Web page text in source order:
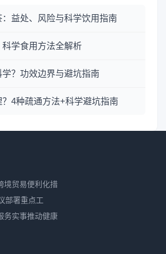
益处、风险与科学饮用指南
学食用方法全解析
？功效边界与避坑指南
4种疏通方法+科学避坑指南
境贸易便利化措
部署重点工
务实事推动健康